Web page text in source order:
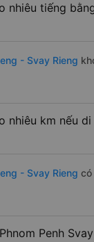
nhiêu tiếng
- Svay Rieng
nhiêu km nếu di
- Svay Rieng có
Penh Svay